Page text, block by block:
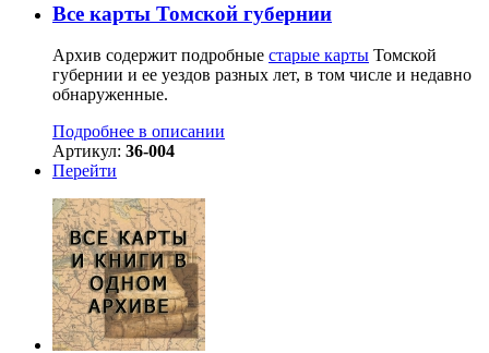
Все карты Томской губернии
Архив содержит подробные старые карты Томской
губернии и ее уездов разных лет, в том числе и недавно
обнаруженные.
Подробнее в описании
Артикул: 36-004
Перейти